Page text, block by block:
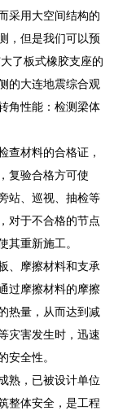
采用大空间结构的
，但是我们可以预
了板式橡胶支座的
的大连地震综合观
角性能：检测梁体
查材料的合格证，
复验合格方可使
站、巡视、抽检等
对于不合格的节点
其重新施工。
、摩擦材料和支承
过摩擦材料的摩擦
热量，从而达到减
灾害发生时，迅速
安全性。
熟，已被设计单位
整体安全，是工程